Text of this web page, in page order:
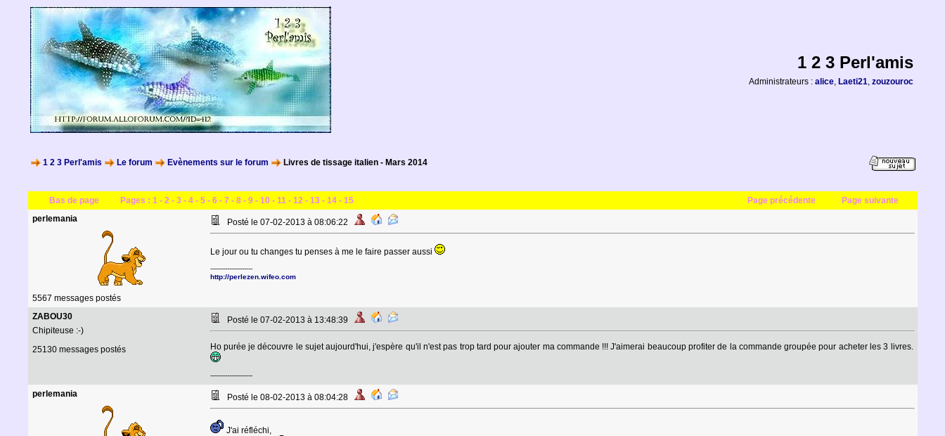
1 2 3 Perl'amis
Administrateurs : alice, Laeti21, zouzouroc
1 2 3 Perl'amis Le forum Evènements sur le forum Livres de tissage italien - Mars 2014
Bas de page Pages : 1- 2- 3- 4- 5- 6- 7- 8- 9- 10- 11- 12- 13- 14- 15 Page précédente
Page suivante
perlemania
5567 messages postés
Posté le 07-02-2013 à 08:06:22
Le jour ou tu changes tu penses à me le faire passer aussi
--------------------
http://perlezen.wifeo.com
ZABOU30
Chipiteuse :-)
25130 messages postés
Posté le 07-02-2013 à 13:48:39
Ho purée je découvre le sujet aujourd'hui, j'espère qu'il n'est pas trop tard pour ajouter ma commande !!! J'aimerai beaucoup profiter de la commande groupée pour acheter les 3 livres.
--------------------
perlemania Posté le 08-02-2013 à 08:04:28
J'ai réfléchi,